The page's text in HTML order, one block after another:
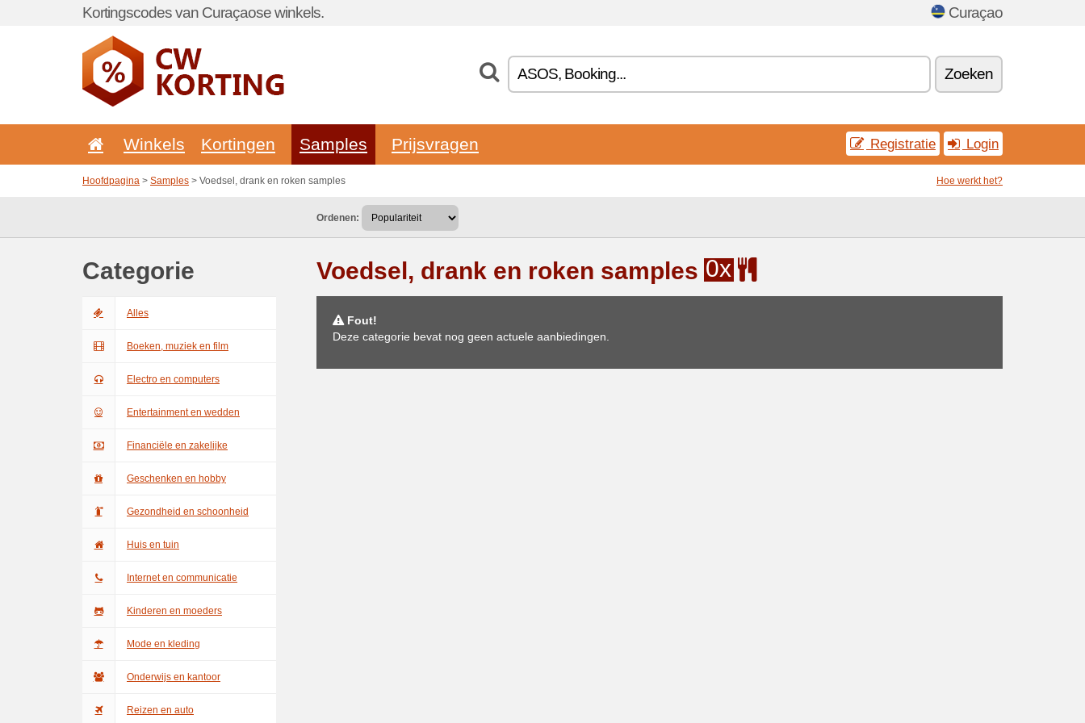
Kortingscodes van Curaçaose winkels. Curaçao
Zoeken
Winkels Kortingen Samples Prijsvragen Registratie Login
Hoofdpagina > Samples > Voedsel, drank en roken samples Hoe werkt het?
Ordenen:
Categorie
Alles
Boeken, muziek en film
Electro en computers
Entertainment en wedden
Financiële en zakelijke
Geschenken en hobby
Gezondheid en schoonheid
Huis en tuin
Internet en communicatie
Kinderen en moeders
Mode en kleding
Onderwijs en kantoor
Reizen en auto
Voedsel, drank en roken samples 0x
Fout!
Deze categorie bevat nog geen actuele aanbiedingen.